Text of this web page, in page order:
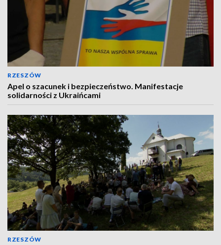
RZESZÓW
Apel o szacunek i bezpieczeństwo. Manifestacje
solidarności z Ukraińcami
RZESZÓW